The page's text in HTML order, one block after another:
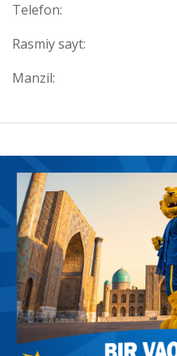
Telefon:
Rasmiy sayt:
Manzil: